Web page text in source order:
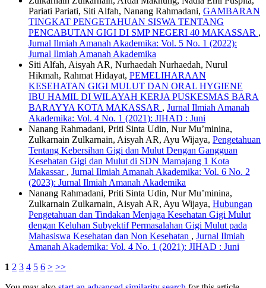
Pariati Pariati, Siti Alfah, Nanang Rahmadani, GAMBARAN
TINGKAT PENGETAHUAN SISWA TENTANG
PENCABUTAN GIGI DI SMP NEGERI 40 MAKASSAR ,
Jurnal Ilmiah Amanah Akademika: Vol. 5 No. 1 (2022):
Jurnal Ilmiah Amanah Akademika
Siti Alfah, Aisyah AR, Nurhaedah Nurhaedah, Nurul
Hikmah, Rahmat Hidayat, PEMELIHARAAN
KESEHATAN GIGI MULUT DAN ORAL HYGIENE
IBU HAMIL DI WILAYAH KERJA PUSKESMAS BARA
BARAYYA KOTA MAKASSAR , Jurnal Ilmiah Amanah
Akademika: Vol. 4 No. 1 (2021): JIHAD : Juni
Nanang Rahmadani, Priti Sinta Udin, Nur Mu’minina,
Zulkarnain Zulkarnain, Aisyah AR, Ayu Wijaya, Pengetahuan
Tentang Kebersihan Gigi dan Mulut Dengan Gangguan
Kesehatan Gigi dan Mulut di SDN Mamajang 1 Kota
Makassar , Jurnal Ilmiah Amanah Akademika: Vol. 6 No. 2
(2023): Jurnal Ilmiah Amanah Akademika
Nanang Rahmadani, Priti Sinta Udin, Nur Mu’minina,
Zulkarnain Zulkarnain, Aisyah AR, Ayu Wijaya, Hubungan
Pengetahuan dan Tindakan Menjaga Kesehatan Gigi Mulut
dengan Keluhan Subyektif Permasalahan Gigi Mulut pada
Mahasiswa Kesehatan dan Non Kesehatan , Jurnal Ilmiah
Amanah Akademika: Vol. 4 No. 1 (2021): JIHAD : Juni
1 2 3 4 5 6 > >>